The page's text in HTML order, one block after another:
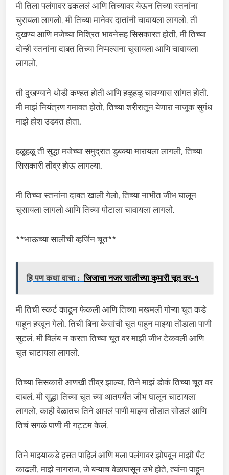
मी तिला पलंगावर ढकललं आणि तिच्यावर येऊन तिच्या स्तनांना
चुरायला लागलो. मी तिच्या मानेवर दातांनी चावायला लागलो. ती
दुखण्य आणि मजेच्या मिश्रित भावनेसह सिसकारत होती. मी तिच्या
दोन्ही स्तनांना दाबत तिच्या निप्पल्सना चूसायला आणि चावायला
लागलो.
ती दुखण्याने थोडी कण्हत होती आणि हळूहळू चावण्यास सांगत होती.
मी माझं नियंत्रण गमावत होतो. तिच्या शरीरातून येणारा नाजूक सुगंध
माझे होश उडवत होता.
हळूहळू ती सुद्धा मजेच्या समुद्रात डुबक्या मारायला लागली, तिच्या
सिसकारी तीव्र होऊ लागल्या.
मी तिच्या स्तनांना दाबत खाली गेलो, तिच्या नाभीत जीभ घालून
चूसायला लागलो आणि तिच्या पोटाला चावायला लागलो.
**भाऊच्या सालीची व्हर्जिन चूत**
हि पण कथा वाचा : जिजाचा नजर सालीच्या कुमारी चूत वर-१
मी तिची स्कर्ट काढून फेकली आणि तिच्या मखमली गोऱ्या चूत कडे
पाहून हरवून गेलो. तिची बिना केसांची चूत पाहून माझ्या तोंडाला पाणी
सुटलं. मी विलंब न करता तिच्या चूत वर माझी जीभ टेकवली आणि
चूत चाटायला लागलो.
तिच्या सिसकारी आणखी तीव्र झाल्या. तिने माझं डोकं तिच्या चूत वर
दाबलं. मी सुद्धा तिच्या चूत च्या आतपर्यंत जीभ घालून चाटायला
लागलो. काही वेळातच तिने आपलं पाणी माझ्या तोंडात सोडलं आणि
तिचं सगळं पाणी मी गट्टम केलं.
तिने माझ्याकडे हसत पाहिलं आणि मला पलंगावर झोपवून माझी पँट
काढली. माझे नागराज, जे बऱ्याच वेळापासून उभे होते, त्यांना पाहून